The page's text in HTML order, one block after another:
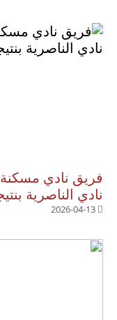
فريق نادي
نادي الناصرية بنتيجة 4
2026-04-13